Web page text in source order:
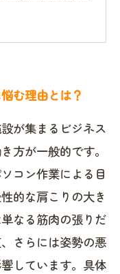
のメカニズムを
りのセルフケ
を根本から改
のポイントと
適な日常を取り
む理由とは？
が集まるビジネス
方が一般的です。
コン作業による目
的な肩こりの大き
なる筋肉の張りだ
さらには姿勢の悪
しています。具体